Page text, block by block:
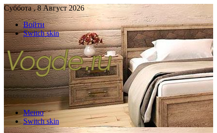
Суббота , 8 Август 2026
Войти
Switch skin
Меню
Switch skin